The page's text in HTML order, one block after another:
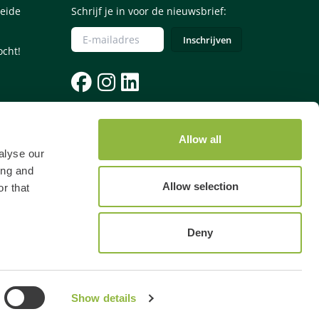
our
and
that
Show details
Allow all
Allow selection
Deny
Schrijf je in voor de nieuwsbrief:
Let op: voor een telefonische reservering